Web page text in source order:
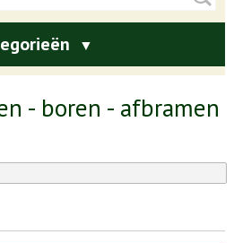
▼
- boren - afbramen